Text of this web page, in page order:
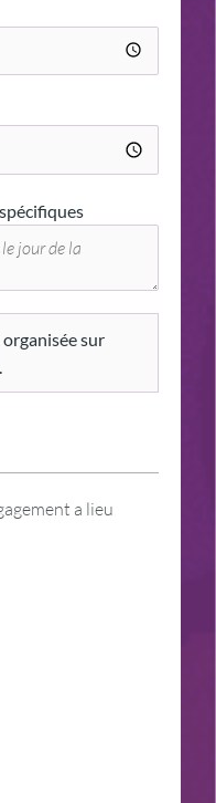
organisée sur
a lieu